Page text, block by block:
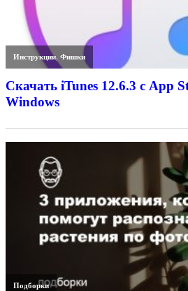
Инструкции,Фишки
Скачать iTunes 12.6.3 с App
Windows
Подборки